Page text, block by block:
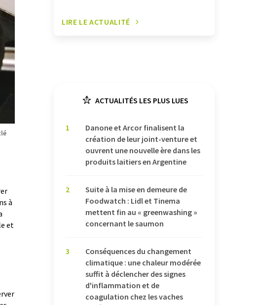
à
et
LIRE LE ACTUALITÉ
ACTUALITÉS LES PLUS LUES
1
Danone et Arcor finalisent la
création de leur joint-venture et
ouvrent une nouvelle ère dans les
produits laitiers en Argentine
2
Suite à la mise en demeure de
Foodwatch : Lidl et Tinema
mettent fin au « greenwashing »
concernant le saumon
3
Conséquences du changement
climatique : une chaleur modérée
suffit à déclencher des signes
d'inflammation et de
coagulation chez les vaches